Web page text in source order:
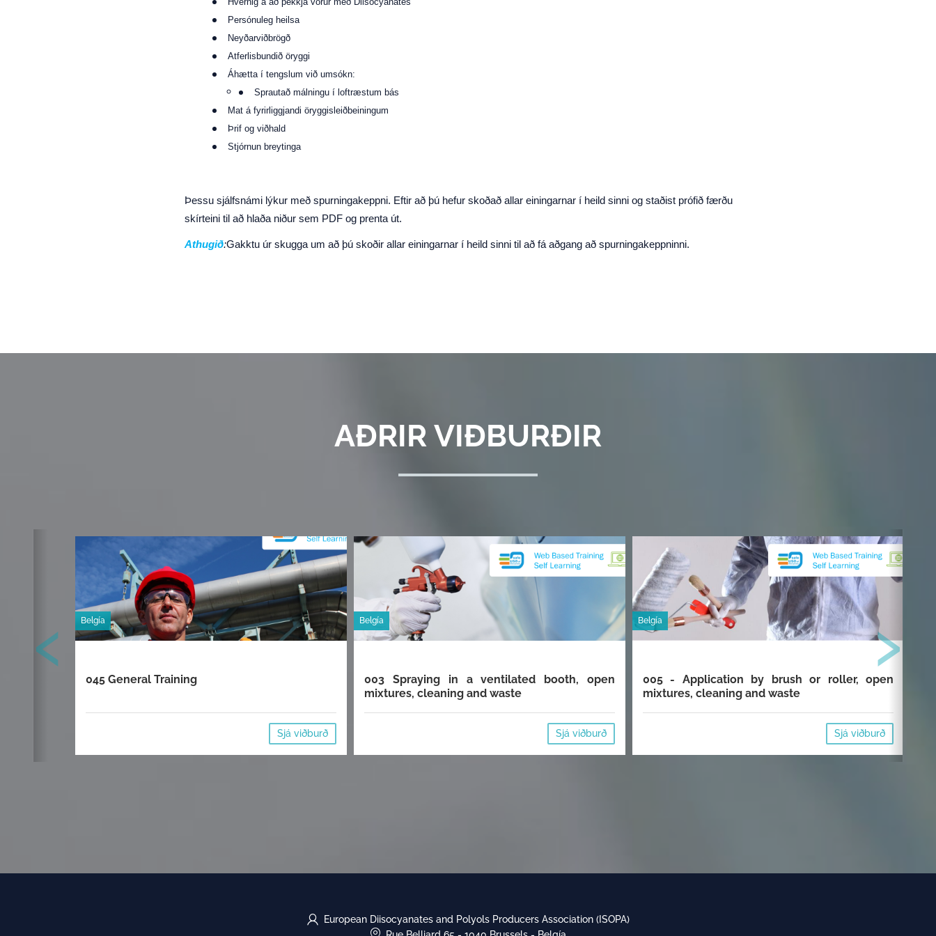
Persónuleg heilsa
Neyðarviðbrögð
Atferlisbundið öryggi
Áhætta í tengslum við umsókn:
Sprautað málningu í loftræstum bás
Mat á fyrirliggjandi öryggisleiðbeiningum
Þrif og viðhald
Stjórnun breytinga
Þessu sjálfsnámi lýkur með spurningakeppni. Eftir að þú hefur skoðað allar einingarnar í heild sinni og staðist prófið færðu
skírteini til að hlaða niður sem PDF og prenta út.
Athugið:Gakktu úr skugga um að þú skoðir allar einingarnar í heild sinni til að fá aðgang að spurningakeppninni.
AÐRIR VIÐBURÐIR
Belgía
045 General Training
Sjá viðburð
Belgía
003 Spraying in a ventilated booth, open
mixtures, cleaning and waste
Sjá viðburð
Belgía
005 - Application by brush or roller, open
mixtures, cleaning and waste
Sjá viðburð
‹ ›
European Diisocyanates and Polyols Producers Association (ISOPA)